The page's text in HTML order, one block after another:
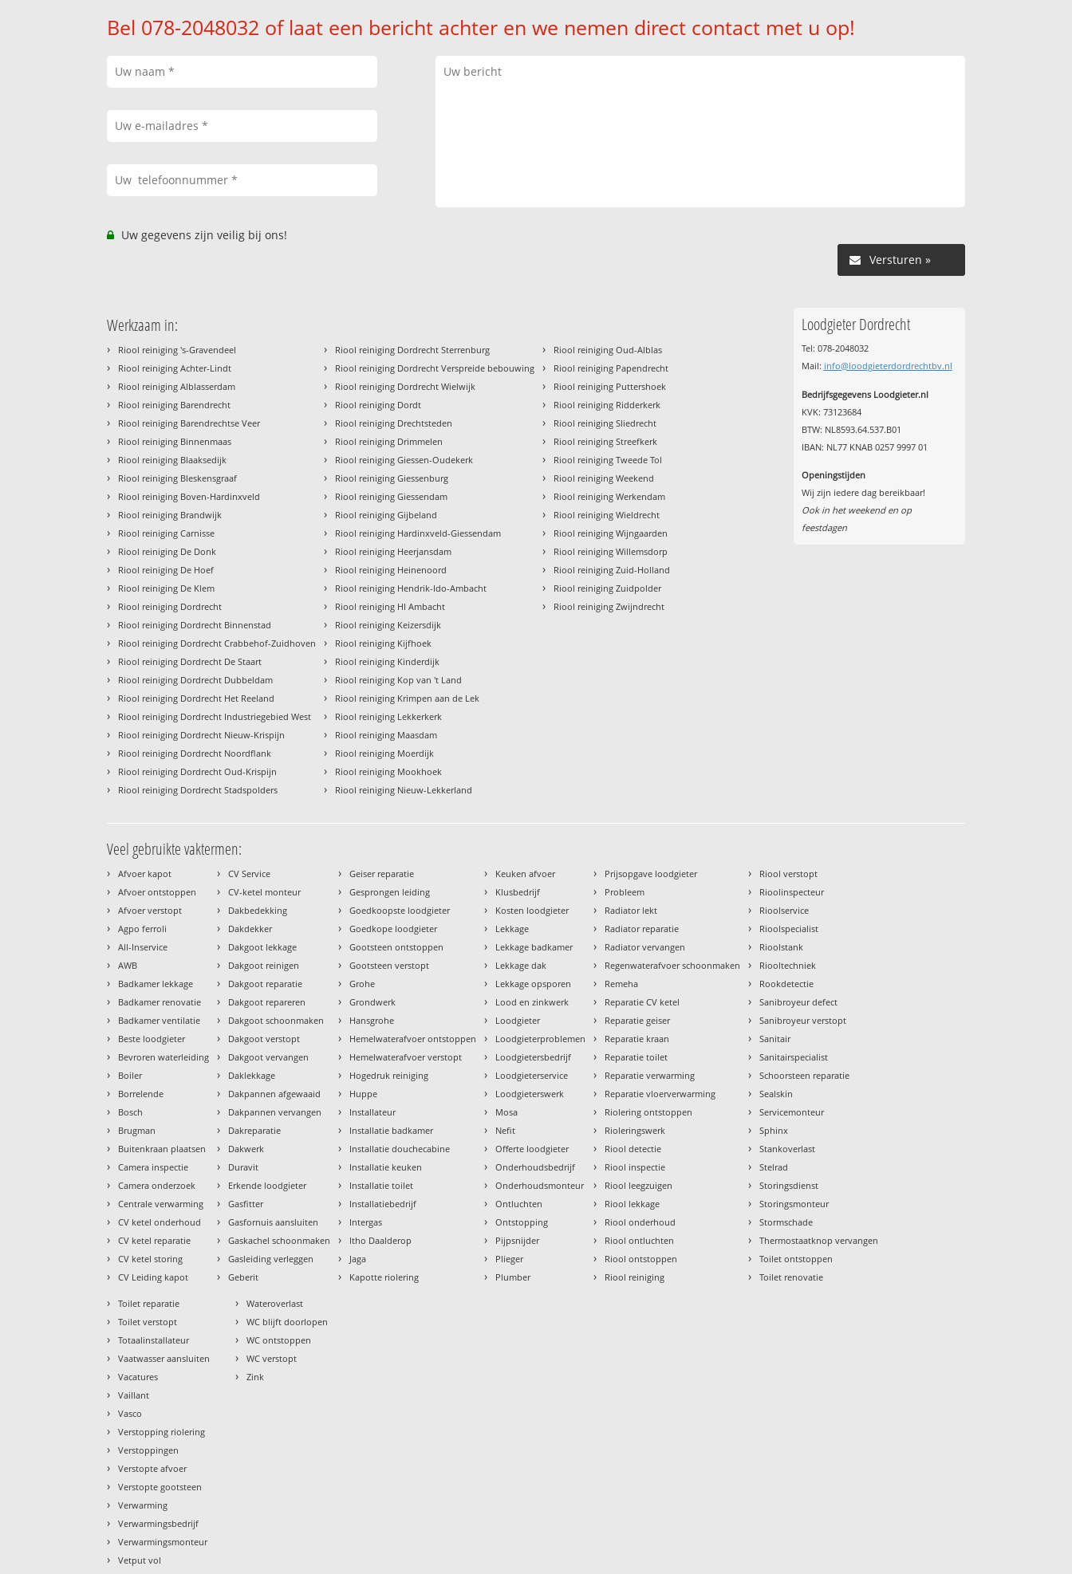
Bel 078-2048032 of laat een bericht achter en we nemen direct contact met u op!
Uw gegevens zijn veilig bij ons!
Versturen »
Werkzaam in:
› Riool reiniging 's-Gravendeel
› Riool reiniging Achter-Lindt
› Riool reiniging Alblasserdam
› Riool reiniging Barendrecht
› Riool reiniging Barendrechtse Veer
› Riool reiniging Binnenmaas
› Riool reiniging Blaaksedijk
› Riool reiniging Bleskensgraaf
› Riool reiniging Boven-Hardinxveld
› Riool reiniging Brandwijk
› Riool reiniging Carnisse
› Riool reiniging De Donk
› Riool reiniging De Hoef
› Riool reiniging De Klem
› Riool reiniging Dordrecht
› Riool reiniging Dordrecht Binnenstad
› Riool reiniging Dordrecht Crabbehof-Zuidhoven
› Riool reiniging Dordrecht De Staart
› Riool reiniging Dordrecht Dubbeldam
› Riool reiniging Dordrecht Het Reeland
› Riool reiniging Dordrecht Industriegebied West
› Riool reiniging Dordrecht Nieuw-Krispijn
› Riool reiniging Dordrecht Noordflank
› Riool reiniging Dordrecht Oud-Krispijn
› Riool reiniging Dordrecht Stadspolders
› Riool reiniging Dordrecht Sterrenburg
› Riool reiniging Dordrecht Verspreide bebouwing
› Riool reiniging Dordrecht Wielwijk
› Riool reiniging Dordt
› Riool reiniging Drechtsteden
› Riool reiniging Drimmelen
› Riool reiniging Giessen-Oudekerk
› Riool reiniging Giessenburg
› Riool reiniging Giessendam
› Riool reiniging Gijbeland
› Riool reiniging Hardinxveld-Giessendam
› Riool reiniging Heerjansdam
› Riool reiniging Heinenoord
› Riool reiniging Hendrik-Ido-Ambacht
› Riool reiniging HI Ambacht
› Riool reiniging Keizersdijk
› Riool reiniging Kijfhoek
› Riool reiniging Kinderdijk
› Riool reiniging Kop van 't Land
› Riool reiniging Krimpen aan de Lek
› Riool reiniging Lekkerkerk
› Riool reiniging Maasdam
› Riool reiniging Moerdijk
› Riool reiniging Mookhoek
› Riool reiniging Nieuw-Lekkerland
› Riool reiniging Oud-Alblas
› Riool reiniging Papendrecht
› Riool reiniging Puttershoek
› Riool reiniging Ridderkerk
› Riool reiniging Sliedrecht
› Riool reiniging Streefkerk
› Riool reiniging Tweede Tol
› Riool reiniging Weekend
› Riool reiniging Werkendam
› Riool reiniging Wieldrecht
› Riool reiniging Wijngaarden
› Riool reiniging Willemsdorp
› Riool reiniging Zuid-Holland
› Riool reiniging Zuidpolder
› Riool reiniging Zwijndrecht
Loodgieter Dordrecht
Tel: 078-2048032
Mail: info@loodgieterdordrechtbv.nl
Bedrijfsgegevens Loodgieter.nl
KVK: 73123684
BTW: NL8593.64.537.B01
IBAN: NL77 KNAB 0257 9997 01
Openingstijden
Wij zijn iedere dag bereikbaar!
Ook in het weekend en op
feestdagen
Veel gebruikte vaktermen:
› Afvoer kapot
› Afvoer ontstoppen
› Afvoer verstopt
› Agpo ferroli
› All-Inservice
› AWB
› Badkamer lekkage
› Badkamer renovatie
› Badkamer ventilatie
› Beste loodgieter
› Bevroren waterleiding
› Boiler
› Borrelende
› Bosch
› Brugman
› Buitenkraan plaatsen
› Camera inspectie
› Camera onderzoek
› Centrale verwarming
› CV ketel onderhoud
› CV ketel reparatie
› CV ketel storing
› CV Leiding kapot
› CV Service
› CV-ketel monteur
› Dakbedekking
› Dakdekker
› Dakgoot lekkage
› Dakgoot reinigen
› Dakgoot reparatie
› Dakgoot repareren
› Dakgoot schoonmaken
› Dakgoot verstopt
› Dakgoot vervangen
› Daklekkage
› Dakpannen afgewaaid
› Dakpannen vervangen
› Dakreparatie
› Dakwerk
› Duravit
› Erkende loodgieter
› Gasfitter
› Gasfornuis aansluiten
› Gaskachel schoonmaken
› Gasleiding verleggen
› Geberit
› Geiser reparatie
› Gesprongen leiding
› Goedkoopste loodgieter
› Goedkope loodgieter
› Gootsteen ontstoppen
› Gootsteen verstopt
› Grohe
› Grondwerk
› Hansgrohe
› Hemelwaterafvoer ontstoppen
› Hemelwaterafvoer verstopt
› Hogedruk reiniging
› Huppe
› Installateur
› Installatie badkamer
› Installatie douchecabine
› Installatie keuken
› Installatie toilet
› Installatiebedrijf
› Intergas
› Itho Daalderop
› Jaga
› Kapotte riolering
› Keuken afvoer
› Klusbedrijf
› Kosten loodgieter
› Lekkage
› Lekkage badkamer
› Lekkage dak
› Lekkage opsporen
› Lood en zinkwerk
› Loodgieter
› Loodgieterproblemen
› Loodgietersbedrijf
› Loodgieterservice
› Loodgieterswerk
› Mosa
› Nefit
› Offerte loodgieter
› Onderhoudsbedrijf
› Onderhoudsmonteur
› Ontluchten
› Ontstopping
› Pijpsnijder
› Plieger
› Plumber
› Prijsopgave loodgieter
› Probleem
› Radiator lekt
› Radiator reparatie
› Radiator vervangen
› Regenwaterafvoer schoonmaken
› Remeha
› Reparatie CV ketel
› Reparatie geiser
› Reparatie kraan
› Reparatie toilet
› Reparatie verwarming
› Reparatie vloerverwarming
› Riolering ontstoppen
› Rioleringswerk
› Riool detectie
› Riool inspectie
› Riool leegzuigen
› Riool lekkage
› Riool onderhoud
› Riool ontluchten
› Riool ontstoppen
› Riool reiniging
› Riool verstopt
› Rioolinspecteur
› Rioolservice
› Rioolspecialist
› Rioolstank
› Riooltechniek
› Rookdetectie
› Sanibroyeur defect
› Sanibroyeur verstopt
› Sanitair
› Sanitairspecialist
› Schoorsteen reparatie
› Sealskin
› Servicemonteur
› Sphinx
› Stankoverlast
› Stelrad
› Storingsdienst
› Storingsmonteur
› Stormschade
› Thermostaatknop vervangen
› Toilet ontstoppen
› Toilet renovatie
› Toilet reparatie
› Toilet verstopt
› Totaalinstallateur
› Vaatwasser aansluiten
› Vacatures
› Vaillant
› Vasco
› Verstopping riolering
› Verstoppingen
› Verstopte afvoer
› Verstopte gootsteen
› Verwarming
› Verwarmingsbedrijf
› Verwarmingsmonteur
› Vetput vol
› Wateroverlast
› WC blijft doorlopen
› WC ontstoppen
› WC verstopt
› Zink